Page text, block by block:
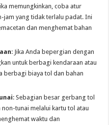
memungkinkan, coba atur
jam yang tidak terlalu padat. Ini
dan menghemat bahan
: Jika Anda bepergian dengan
untuk berbagi kendaraan atau
berbagi biaya tol dan bahan
: Sebagian besar gerbang tol
tunai melalui kartu tol atau
waktu dan